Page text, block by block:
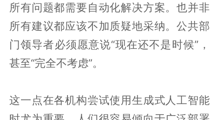
所有问题都需要自动化解决方案。也并非
所有建议都应该不加质疑地采纳。公共部
门领导者必须愿意说“现在还不是时候”，
甚至“完全不考虑”。
这一点在各机构尝试使用生成式人工智能